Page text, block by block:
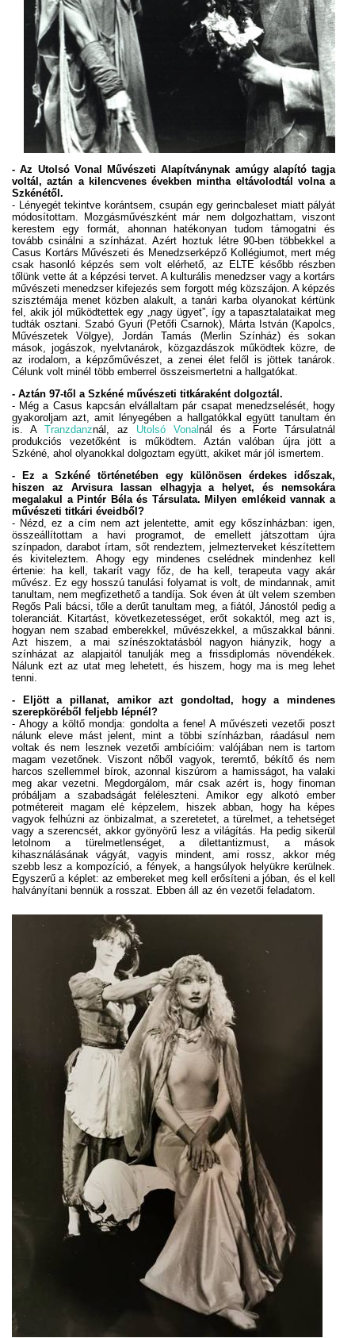
- Az Utolsó Vonal Művészeti Alapítványnak amúgy alapító tagja
voltál, aztán a kilencvenes években mintha eltávolodtál volna a
Szkénétől.
- Lényegét tekintve korántsem, csupán egy gerincbaleset miatt pályát
módosítottam. Mozgásművészként már nem dolgozhattam, viszont
kerestem egy formát, ahonnan hatékonyan tudom támogatni és
tovább csinálni a színházat. Azért hoztuk létre 90-ben többekkel a
Casus Kortárs Művészeti és Menedzserképző Kollégiumot, mert még
csak hasonló képzés sem volt elérhető, az ELTE később részben
tőlünk vette át a képzési tervet. A kulturális menedzser vagy a kortárs
művészeti menedzser kifejezés sem forgott még közszájon. A képzés
szisztémája menet közben alakult, a tanári karba olyanokat kértünk
fel, akik jól működtettek egy „nagy ügyet”, így a tapasztalataikat meg
tudták osztani. Szabó Gyuri (Petőfi Csarnok), Márta István (Kapolcs,
Művészetek Völgye), Jordán Tamás (Merlin Színház) és sokan
mások, jogászok, nyelvtanárok, közgazdászok működtek közre, de
az irodalom, a képzőművészet, a zenei élet felől is jöttek tanárok.
Célunk volt minél több emberrel összeismertetni a hallgatókat.
- Aztán 97-től a Szkéné művészeti titkáraként dolgoztál.
- Még a Casus kapcsán elvállaltam pár csapat menedzselését, hogy
gyakoroljam azt, amit lényegében a hallgatókkal együtt tanultam én
is. A Tranzdanznál, az Utolsó Vonalnál és a Forte Társulatnál
produkciós vezetőként is működtem. Aztán valóban újra jött a
Szkéné, ahol olyanokkal dolgoztam együtt, akiket már jól ismertem.
- Ez a Szkéné történetében egy különösen érdekes időszak,
hiszen az Arvisura lassan elhagyja a helyet, és nemsokára
megalakul a Pintér Béla és Társulata. Milyen emlékeid vannak a
művészeti titkári éveidből?
- Nézd, ez a cím nem azt jelentette, amit egy kőszínházban: igen,
összeállítottam a havi programot, de emellett játszottam újra
színpadon, darabot írtam, sőt rendeztem, jelmezterveket készítettem
és kiviteleztem. Ahogy egy mindenes cselédnek mindenhez kell
értenie: ha kell, takarít vagy főz, de ha kell, terapeuta vagy akár
művész. Ez egy hosszú tanulási folyamat is volt, de mindannak, amit
tanultam, nem megfizethető a tandíja. Sok éven át ült velem szemben
Regős Pali bácsi, tőle a derűt tanultam meg, a fiától, Jánostól pedig a
toleranciát. Kitartást, következetességet, erőt sokaktól, meg azt is,
hogyan nem szabad emberekkel, művészekkel, a műszakkal bánni.
Azt hiszem, a mai színészoktatásból nagyon hiányzik, hogy a
színházat az alapjaitól tanulják meg a frissdiplomás növendékek.
Nálunk ezt az utat meg lehetett, és hiszem, hogy ma is meg lehet
tenni.
- Eljött a pillanat, amikor azt gondoltad, hogy a mindenes
szerepköréből feljebb lépnél?
- Ahogy a költő mondja: gondolta a fene! A művészeti vezetői poszt
nálunk eleve mást jelent, mint a többi színházban, ráadásul nem
voltak és nem lesznek vezetői ambícióim: valójában nem is tartom
magam vezetőnek. Viszont nőből vagyok, teremtő, békítő és nem
harcos szellemmel bírok, azonnal kiszúrom a hamisságot, ha valaki
meg akar vezetni. Megdorgálom, már csak azért is, hogy finoman
próbáljam a szabadságát feléleszteni. Amikor egy alkotó ember
potmétereit magam elé képzelem, hiszek abban, hogy ha képes
vagyok felhúzni az önbizalmat, a szeretetet, a türelmet, a tehetséget
vagy a szerencsét, akkor gyönyörű lesz a világítás. Ha pedig sikerül
letolnom a türelmetlenséget, a dilettantizmust, a mások
kihasználásának vágyát, vagyis mindent, ami rossz, akkor még
szebb lesz a kompozíció, a fények, a hangsúlyok helyükre kerülnek.
Egyszerű a képlet: az embereket meg kell erősíteni a jóban, és el kell
halványítani bennük a rosszat. Ebben áll az én vezetői feladatom.